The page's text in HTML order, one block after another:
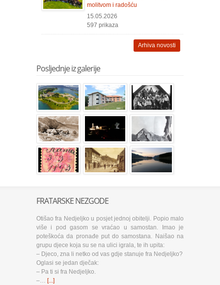
molitvom i radošću
15.05.2026
597 prikaza
Arhiva novosti
Posljednje iz galerije
FRATARSKE NEZGODE
Otišao fra Nedjeljko u posjet jednoj obitelji. Popio malo
više i pod gasom se vraćao u samostan. Imao je
poteškoća da pronađe put do samostana. Naišao na
grupu djece koja su se na ulici igrala, te ih upita:
– Djeco, zna li netko od vas gdje stanuje fra Nedjeljko?
Oglasi se jedan dječak:
– Pa ti si fra Nedjeljko.
–… [...]